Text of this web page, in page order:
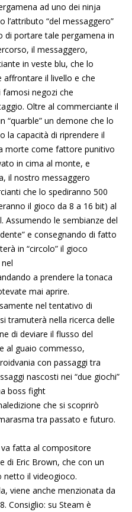
ad uno dei ninja
“del messaggero”
di portare tale pergamena in
il messaggero,
in veste blu, che lo
affrontare il livello e che
negozi che
Oltre al commerciante il
“quarble” un demone che lo
la capacità di riprendere il
morte come fattore punitivo
in cima al monte, e
il nostro messaggero
che lo spediranno 500
il gioco da 8 a 16 bit) al
Assumendo le sembianze del
e consegnando di fatto
in “circolo” il gioco
a prendere la tonaca
mai aprire.
nel tentativo di
tramuterà nella ricerca delle
di deviare il flusso del
al guaio commesso,
con passaggi tra
nascosti nei “due giochi”
boss fight
che si scoprirò
tra passato e futuro.
fatta al compositore
di Eric Brown, che con un
il videogioco.
viene anche menzionata da
Consiglio: su Steam è